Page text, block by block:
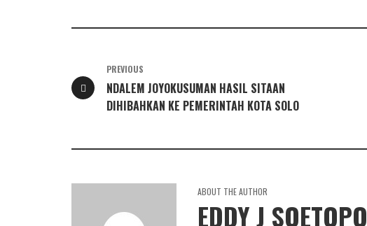
PREVIOUS
NDALEM JOYOKUSUMAN HASIL SITAAN
DIHIBAHKAN KE PEMERINTAH KOTA SOLO
ABOUT THE AUTHOR
EDDY J SOETOPO